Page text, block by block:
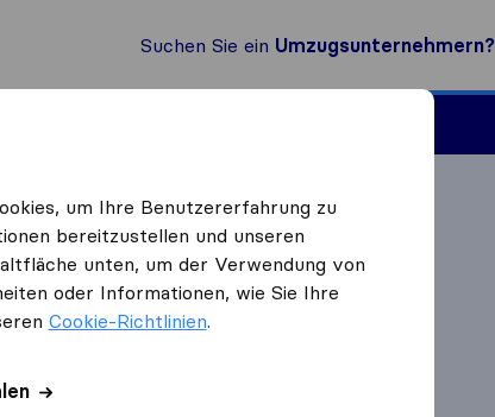
Suchen Sie ein Umzugsunternehmern?
um Ihre Benutzererfahrung zu
bereitzustellen und unseren
unten, um der Verwendung von
oder Informationen, wie Sie Ihre
Cookie-Richtlinien.